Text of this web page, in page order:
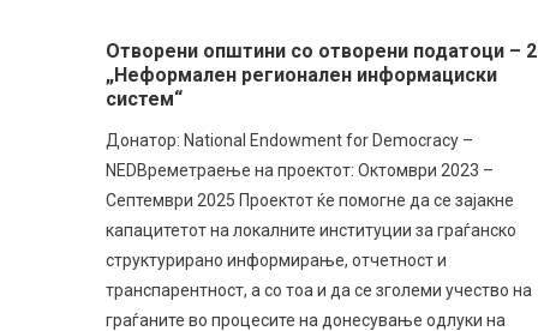
Отворени општини со отворени податоци – 2
„Неформален регионален информациски
систем“
Донатор: National Endowment for Democracy –
NEDВреметраење на проектот: Октомври 2023 –
Септември 2025 Проектот ќе помогне да се зајакне
капацитетот на локалните институции за граѓанско
структурирано информирање, отчетност и
транспарентност, а со тоа и да се зголеми учество на
граѓаните во процесите на донесување одлуки на